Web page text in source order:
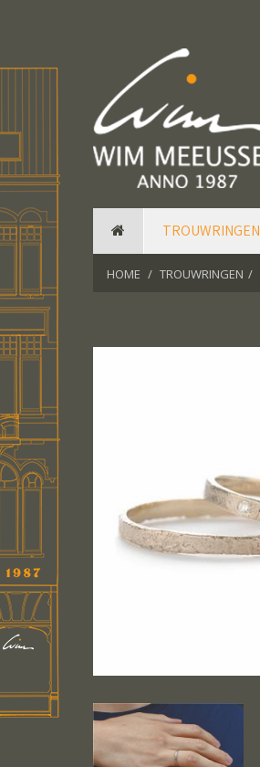
TROUWRINGEN
HOME TROUWRINGEN